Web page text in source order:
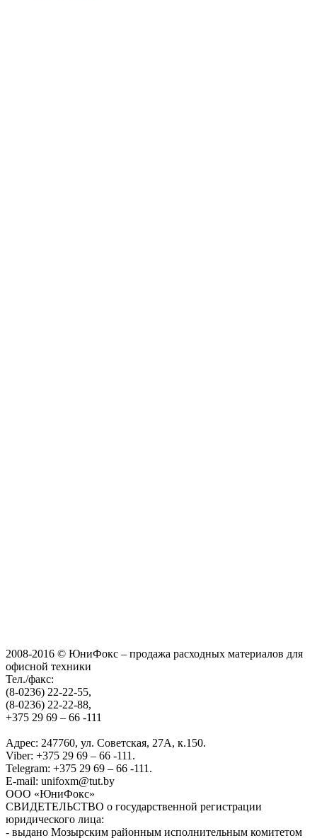
2008-2016 © ЮниФокс – продажа расходных материалов для
офисной техники
Тел./факс:
(8-0236) 22-22-55,
(8-0236) 22-22-88,
+375 29 69 – 66 -111
Адрес: 247760, ул. Советская, 27А, к.150.
Viber: +375 29 69 – 66 -111.
Telegram: +375 29 69 – 66 -111.
E-mail: unifoxm@tut.by
ООО «ЮниФокс»
СВИДЕТЕЛЬСТВО о государственной регистрации
юридического лица:
- выдано Мозырским районным исполнительным комитетом